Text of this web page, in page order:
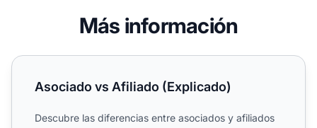
Más información
Asociado vs Afiliado (Explicado)
Asociado vs Afiliado (Explicado)
Descubre las diferencias entre asociados y afiliados